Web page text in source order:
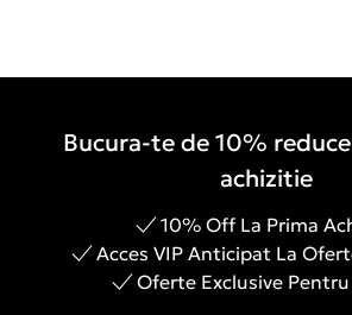
Bucura-te de 10%
achizitie
10% Off La Prima
Acces VIP Anticipat La
Oferte Exclusive